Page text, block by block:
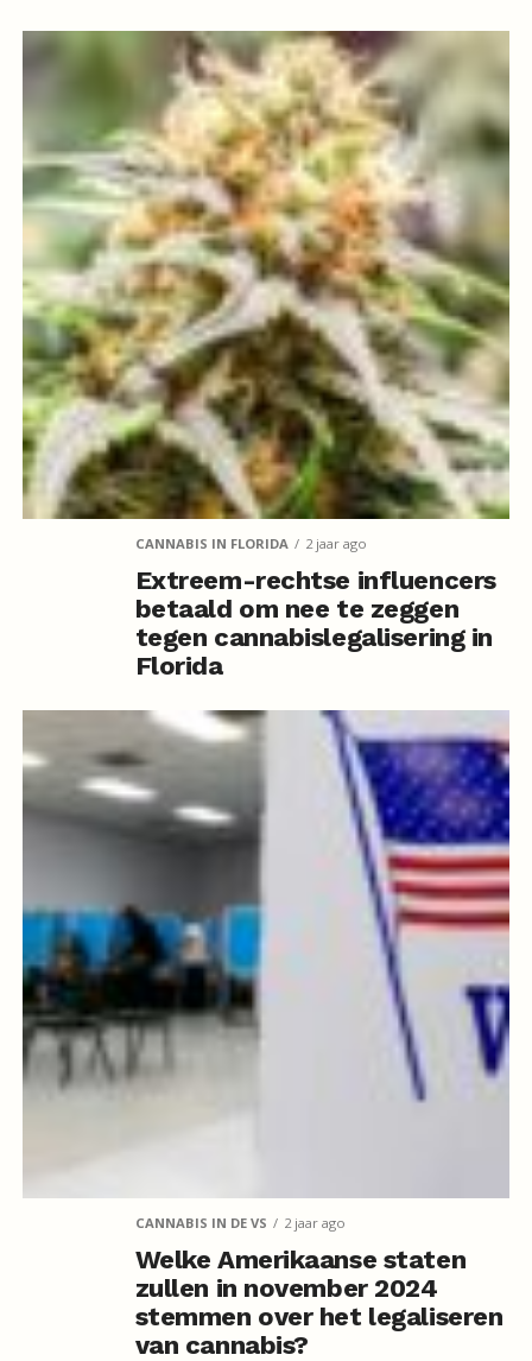
CANNABIS IN FLORIDA 2 jaar ago
Extreem-rechtse influencers
betaald om nee te zeggen
tegen cannabislegalisering in
Florida
CANNABIS IN DE VS 2 jaar ago
Welke Amerikaanse staten
zullen in november 2024
stemmen over het legaliseren
van cannabis?